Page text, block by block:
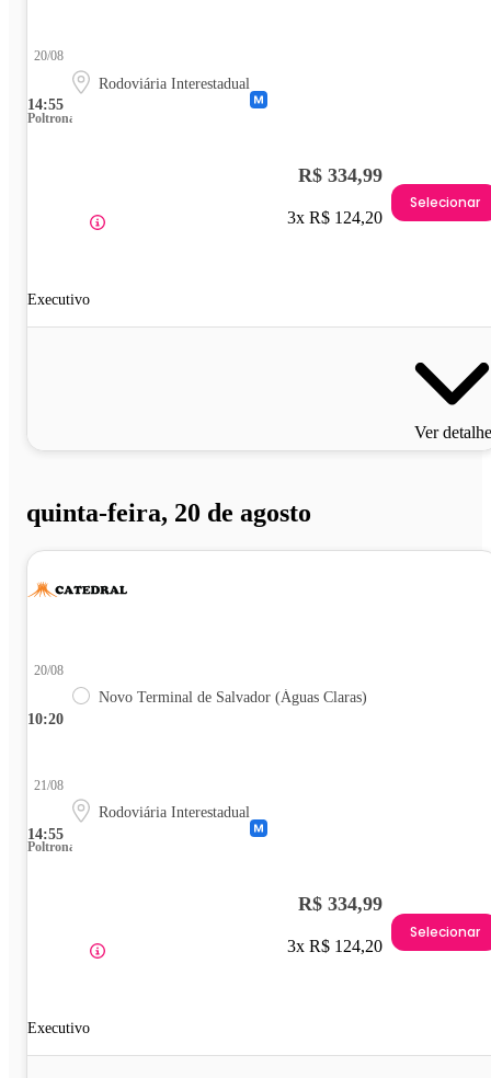
14:55
20/08
Rodoviária Interestadual
Poltrona
Executivo
R$ 334,99
3x R$ 124,20
Selecionar
Ver
quinta-feira, 20 de agosto
10:20
20/08
Novo Terminal de Salvador (Águas Claras)
14:55
21/08
Rodoviária Interestadual
Poltrona
Executivo
R$ 334,99
3x R$ 124,20
Selecionar